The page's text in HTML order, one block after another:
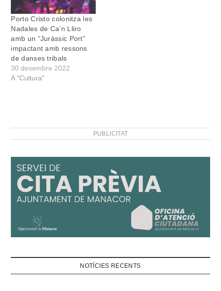
Porto Cristo colonitza les
Nadales de Ca’n Lliro
amb un “Juràssic Port”
impactant amb ressons
de danses tribals
30 desembre 2022
A "Cultura"
PUBLICITAT
NOTÍCIES RECENTS